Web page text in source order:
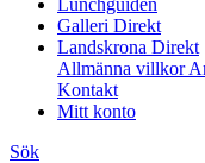
Lunchguiden
Galleri Direkt
Landskrona Direkt
Allmänna villkor
Kontakt
Mitt konto
Sök